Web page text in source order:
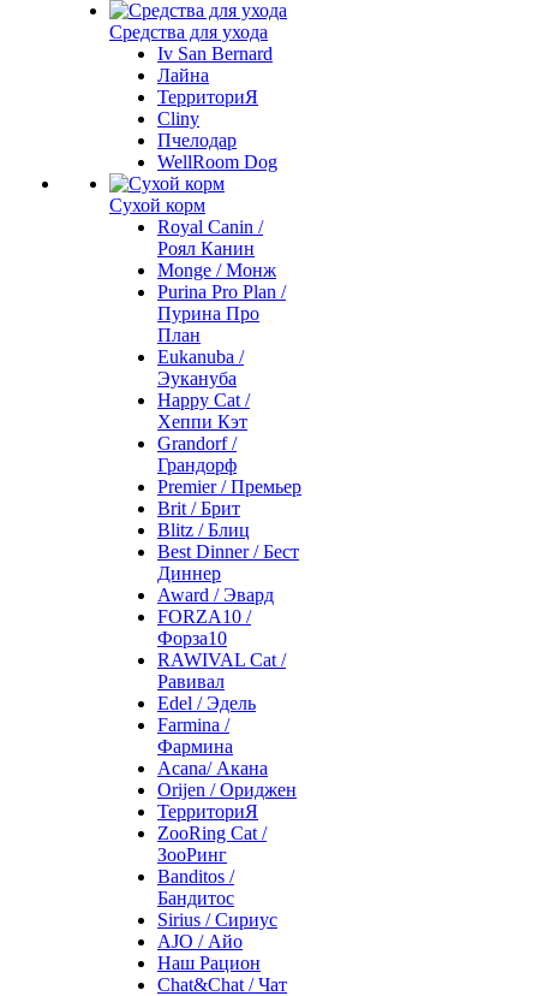
Средства для ухода
Iv San Bernard
Лайна
ТерриториЯ
Cliny
Пчелодар
WellRoom Dog
Сухой корм
Royal Canin /
Роял Канин
Monge / Монж
Purina Pro Plan /
Пурина Про
План
Eukanuba /
Эукануба
Happy Cat /
Хеппи Кэт
Grandorf /
Грандорф
Premier / Премьер
Brit / Брит
Blitz / Блиц
Best Dinner / Бест
Диннер
Award / Эвард
FORZA10 /
Форза10
RAWIVAL Cat /
Равивал
Edel / Эдель
Farmina /
Фармина
Acana/ Акана
Orijen / Ориджен
ТерриториЯ
ZooRing Cat /
ЗооРинг
Banditos /
Бандитос
Sirius / Сириус
AJO / Айо
Наш Рацион
Chat&Chat / Чат